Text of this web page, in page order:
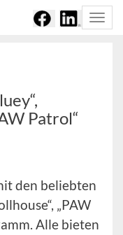
Patrol“
den beliebten
„PAW
Alle bieten